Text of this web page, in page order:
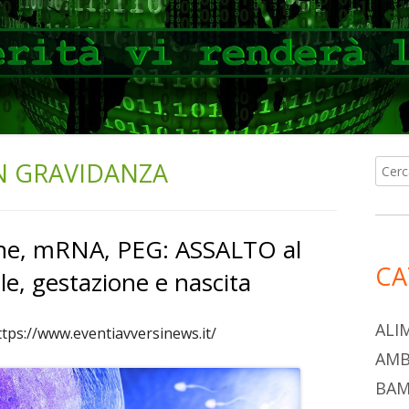
GRAVIDANZA
mRNA, PEG: ASSALTO al
gestazione e nascita
www.eventiavversinews.it/
per: